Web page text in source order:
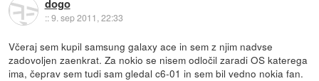
dogo
::9. sep 2011, 22:33
Včeraj sem kupil samsung galaxy ace in sem z njim nadvse
zadovoljen zaenkrat. Za nokio se nisem odločil zaradi OS katerega
ima, čeprav sem tudi sam gledal c6-01 in sem bil vedno nokia fan.